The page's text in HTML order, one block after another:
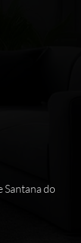
Santana do